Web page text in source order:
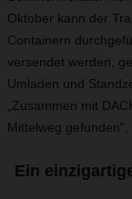
Oktober kann der
Containern
versendet werden,
Umladen und
„Zusammen mit
Mittelweg
Ein